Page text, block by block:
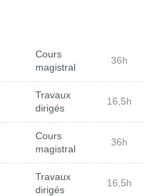
Cours
magistral
36h
Travaux
dirigés
16,5h
Cours
magistral
36h
Travaux
dirigés
16,5h